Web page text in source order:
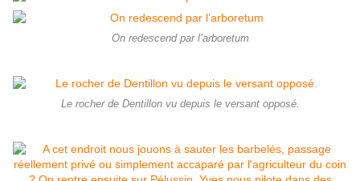
On redescend par l’arboretum
Le rocher de Dentillon vu depuis le versant opposé.